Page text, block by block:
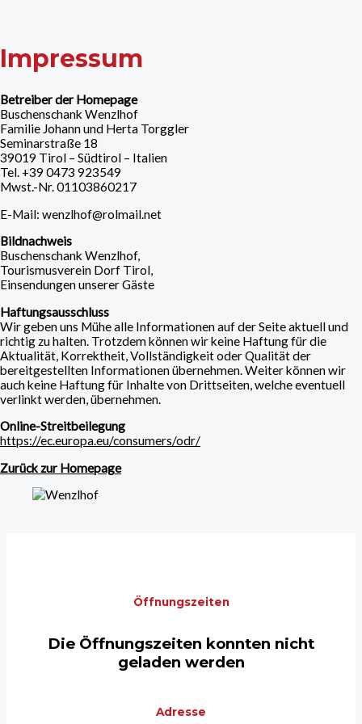
Impressum
Betreiber der Homepage
Buschenschank Wenzlhof
Familie Johann und Herta Torggler
Seminarstraße 18
39019 Tirol – Südtirol – Italien
Tel. +39 0473 923549
Mwst.-Nr. 01103860217
E-Mail: wenzlhof@rolmail.net
Bildnachweis
Buschenschank Wenzlhof,
Tourismusverein Dorf Tirol,
Einsendungen unserer Gäste
Haftungsausschluss
Wir geben uns Mühe alle Informationen auf der Seite aktuell und
richtig zu halten. Trotzdem können wir keine Haftung für die
Aktualität, Korrektheit, Vollständigkeit oder Qualität der
bereitgestellten Informationen übernehmen. Weiter können wir
auch keine Haftung für Inhalte von Drittseiten, welche eventuell
verlinkt werden, übernehmen.
Online-Streitbeilegung
https://ec.europa.eu/consumers/odr/
Zurück zur Homepage
Öffnungszeiten
Die Öffnungszeiten konnten nicht
geladen werden
Adresse